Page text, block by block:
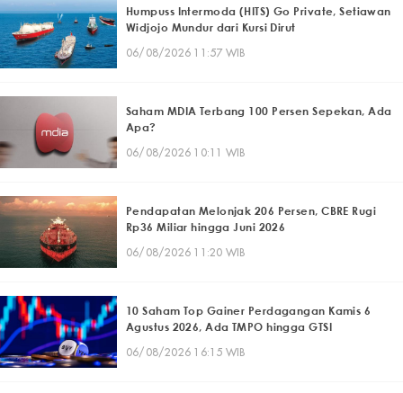
Humpuss Intermoda (HITS) Go Private, Setiawan
Widjojo Mundur dari Kursi Dirut
06/08/2026 11:57 WIB
Saham MDIA Terbang 100 Persen Sepekan, Ada
Apa?
06/08/2026 10:11 WIB
Pendapatan Melonjak 206 Persen, CBRE Rugi
Rp36 Miliar hingga Juni 2026
06/08/2026 11:20 WIB
10 Saham Top Gainer Perdagangan Kamis 6
Agustus 2026, Ada TMPO hingga GTSI
06/08/2026 16:15 WIB